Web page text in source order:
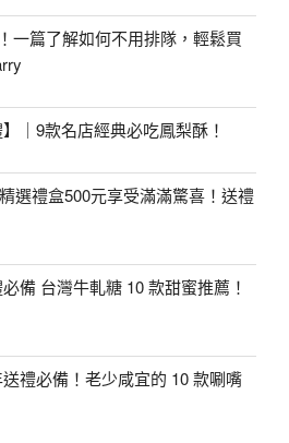
一篇了解如何不用排隊，輕鬆買
｜9款名店經典必吃鳳梨酥！
選禮盒500元享受滿滿驚喜！送禮
備 台灣牛軋糖 10 款甜蜜推薦！
禮必備！老少咸宜的 10 款唰嘴